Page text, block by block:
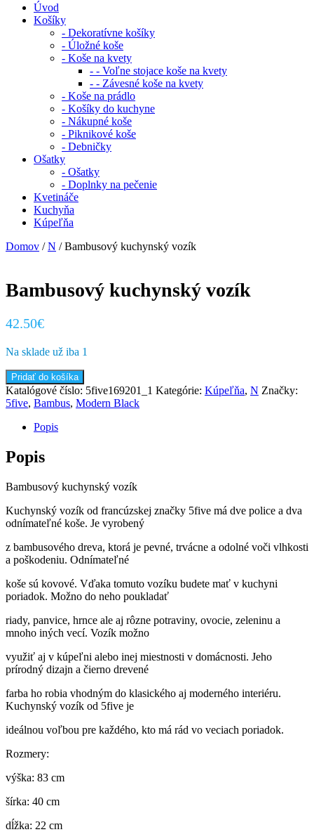
Úvod
Košíky
- Dekoratívne košíky
- Úložné koše
- Koše na kvety
- - Voľne stojace koše na kvety
- - Závesné koše na kvety
- Koše na prádlo
- Košíky do kuchyne
- Nákupné koše
- Piknikové koše
- Debničky
Ošatky
- Ošatky
- Doplnky na pečenie
Kvetináče
Kuchyňa
Kúpeľňa
Domov /N / Bambusový kuchynský vozík
Bambusový kuchynský vozík
42.50€
Na sklade už iba 1
množstvo
Bambusový
kuchynský
Pridať do košíka
Katalógové číslo: 5five169201_1 Kategórie: Kúpeľňa, N Značky:
5five, Bambus, Modern Black
Popis
Popis
Bambusový kuchynský vozík
Kuchynský vozík od francúzskej značky 5five má dve police a dva
odnímateľné koše. Je vyrobený
z bambusového dreva, ktorá je pevné, trvácne a odolné voči vlhkosti
a poškodeniu. Odnímateľné
koše sú kovové. Vďaka tomuto vozíku budete mať v kuchyni
poriadok. Možno do neho poukladať
riady, panvice, hrnce ale aj rôzne potraviny, ovocie, zeleninu a
mnoho iných vecí. Vozík možno
využiť aj v kúpeľni alebo inej miestnosti v domácnosti. Jeho
prírodný dizajn a čierno drevené
farba ho robia vhodným do klasického aj moderného interiéru.
Kuchynský vozík od 5five je
ideálnou voľbou pre každého, kto má rád vo veciach poriadok.
Rozmery:
výška: 83 cm
šírka: 40 cm
dĺžka: 22 cm